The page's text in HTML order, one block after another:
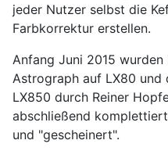
jeder Nutzer selbst die
Farbkorrektur erstellen.
Anfang Juni 2015
Astrograph auf LX80
LX850 durch Reiner
abschließend
und "gescheinert".